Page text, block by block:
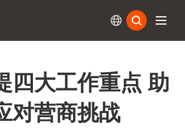
四大工作重点 助
对营商挑战